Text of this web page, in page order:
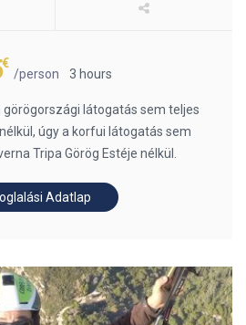
€
/person 3 hours
görögországi látogatás sem teljes
úgy a korfui látogatás sem
Tripa Görög Estéje nélkül.
Adatlap